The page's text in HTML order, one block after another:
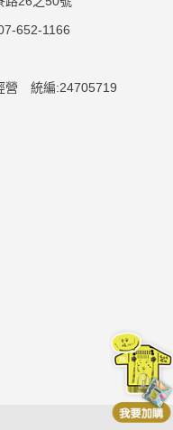
652-1166
營 統編:24705719